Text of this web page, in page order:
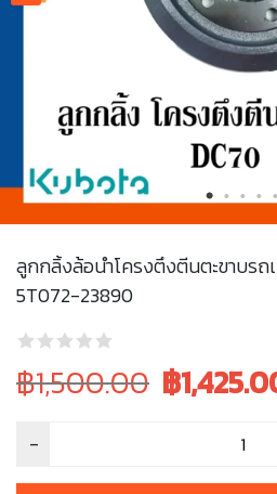
ลูกกลิ้งล้อนำโครงตึงตีนตะขาบรถ
5T072-23890
Original
price
was:
฿1,500.00 Current
price
฿